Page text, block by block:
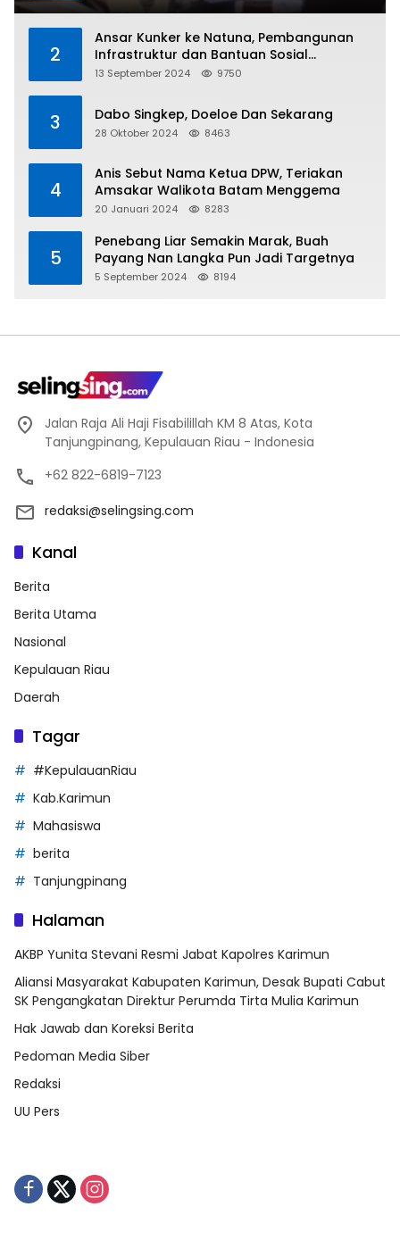
2
Ansar Kunker ke Natuna, Pembangunan
Infrastruktur dan Bantuan Sosial
Direalisasikan Hingga Pulau Tiga
13 September 2024 9750
3 Dabo Singkep, Doeloe Dan Sekarang
28 Oktober 2024 8463
4
Anis Sebut Nama Ketua DPW, Teriakan
Amsakar Walikota Batam Menggema
20 Januari 2024 8283
5
Penebang Liar Semakin Marak, Buah
Payang Nan Langka Pun Jadi Targetnya
5 September 2024 8194
Jalan Raja Ali Haji Fisabilillah KM 8 Atas, Kota
Tanjungpinang, Kepulauan Riau - Indonesia
+62 822-6819-7123
redaksi@selingsing.com
Kanal
Berita
Berita Utama
Nasional
Kepulauan Riau
Daerah
Tagar
#KepulauanRiau
Kab.Karimun
Mahasiswa
berita
Tanjungpinang
Halaman
AKBP Yunita Stevani Resmi Jabat Kapolres Karimun
Aliansi Masyarakat Kabupaten Karimun, Desak Bupati Cabut
SK Pengangkatan Direktur Perumda Tirta Mulia Karimun
Hak Jawab dan Koreksi Berita
Pedoman Media Siber
Redaksi
UU Pers